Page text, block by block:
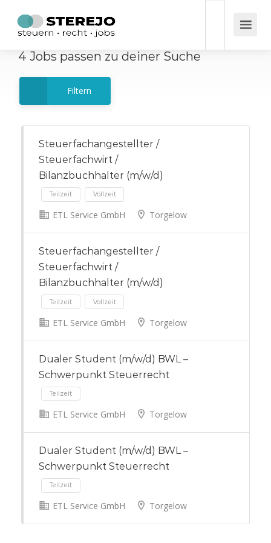
4 Jobs passen zu deiner Suche
Filtern
Steuerfachangestellter /
Steuerfachwirt /
Bilanzbuchhalter (m/w/d)
ETL Service GmbH Torgelow
Steuerfachangestellter /
Steuerfachwirt /
Bilanzbuchhalter (m/w/d)
Teilzeit Vollzeit
ETL Service GmbH Torgelow
Dualer Student (m/w/d) BWL –
Schwerpunkt Steuerrecht
Teilzeit
ETL Service GmbH Torgelow
Dualer Student (m/w/d) BWL –
Schwerpunkt Steuerrecht
ETL Service GmbH Torgelow